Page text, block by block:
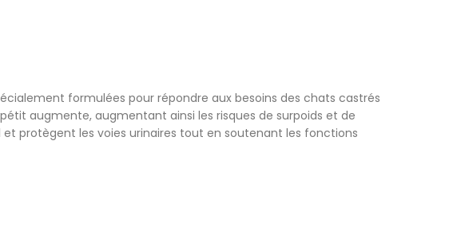
formulées pour répondre aux besoins des chats castrés
augmente, augmentant ainsi les risques de surpoids et de
protègent les voies urinaires tout en soutenant les fonctions